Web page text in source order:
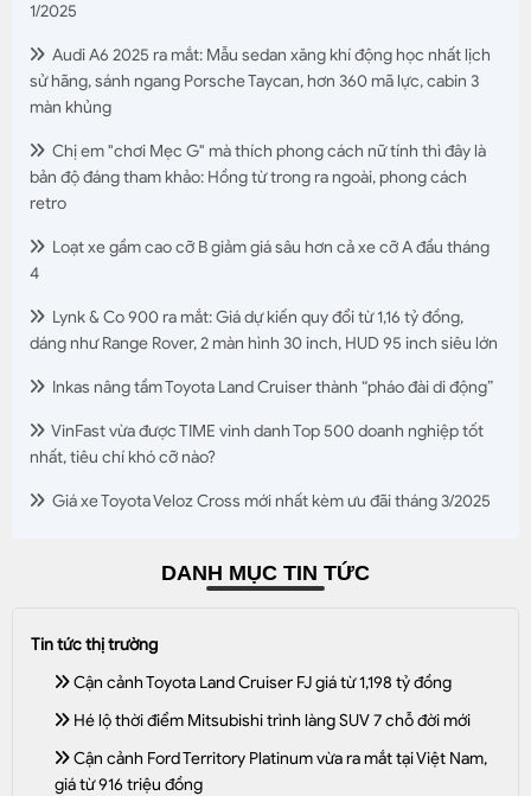
1/2025
Audi A6 2025 ra mắt: Mẫu sedan xăng khí động học nhất lịch
sử hãng, sánh ngang Porsche Taycan, hơn 360 mã lực, cabin 3
màn khủng
Chị em "chơi Mẹc G" mà thích phong cách nữ tính thì đây là
bản độ đáng tham khảo: Hồng từ trong ra ngoài, phong cách
retro
Loạt xe gầm cao cỡ B giảm giá sâu hơn cả xe cỡ A đầu tháng
4
Lynk & Co 900 ra mắt: Giá dự kiến quy đổi từ 1,16 tỷ đồng,
dáng như Range Rover, 2 màn hình 30 inch, HUD 95 inch siêu lớn
Inkas nâng tầm Toyota Land Cruiser thành “pháo đài di động”
VinFast vừa được TIME vinh danh Top 500 doanh nghiệp tốt
nhất, tiêu chí khó cỡ nào?
Giá xe Toyota Veloz Cross mới nhất kèm ưu đãi tháng 3/2025
DANH MỤC TIN TỨC
Tin tức thị trường
Cận cảnh Toyota Land Cruiser FJ giá từ 1,198 tỷ đồng
Hé lộ thời điểm Mitsubishi trình làng SUV 7 chỗ đời mới
Cận cảnh Ford Territory Platinum vừa ra mắt tại Việt Nam,
giá từ 916 triệu đồng